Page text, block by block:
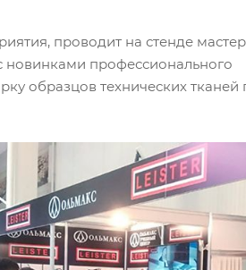
проводит на стенде
новинками профессионального
образцов технических тканей